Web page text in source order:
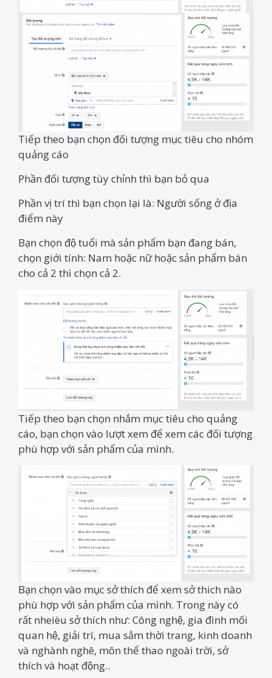
Tiếp theo bạn chọn đối tượng mục tiêu cho nhóm
quảng cáo
Phần đối tượng tùy chỉnh thì bạn bỏ qua
Phần vị trí thì bạn chọn lại là: Người sống ở địa
điểm này
Bạn chọn độ tuổi mà sản phẩm bạn đang bán,
chọn giới tính: Nam hoặc nữ hoặc sản phẩm bán
cho cả 2 thì chọn cả 2.
Tiếp theo bạn chọn nhắm mục tiêu cho quảng
cáo, bạn chọn vào lượt xem để xem các đối tượng
phù hợp với sản phẩm của mình.
Bạn chọn vào mục sở thích để xem sở thich nào
phù hợp với sản phẩm của mình. Trong này có
rất nheièu sở thích như: Công nghệ, gia đình mối
quan hệ, giải trí, mua sắm thời trang, kinh doanh
và nghành nghê, môn thể thao ngoài trời, sở
thích và hoạt động..